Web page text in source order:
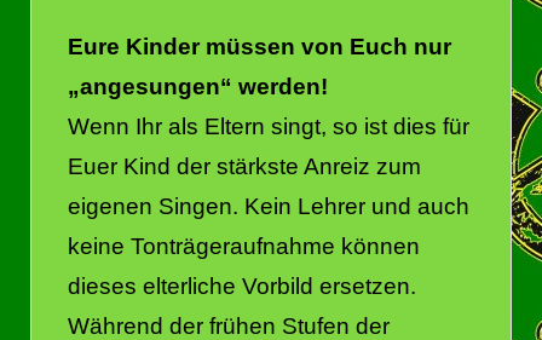
Eure Kinder müssen von Euch nur
„angesungen“ werden!
Wenn Ihr als Eltern singt, so ist dies für
Euer Kind der stärkste Anreiz zum
eigenen Singen. Kein Lehrer und auch
keine Tonträgeraufnahme können
dieses elterliche Vorbild ersetzen.
Während der frühen Stufen der